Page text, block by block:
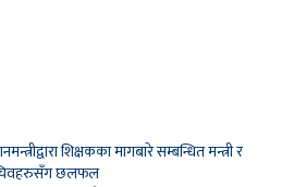
शिक्षकका मागबारे सम्बन्धित मन्त्री र
छलफल